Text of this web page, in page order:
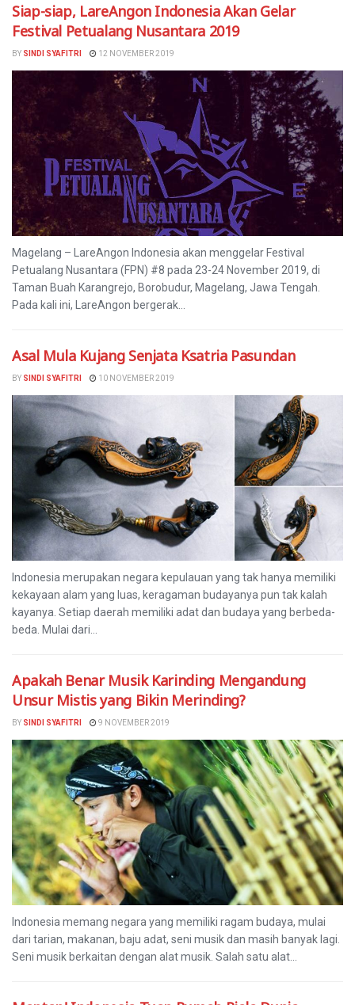
Siap-siap, LareAngon Indonesia Akan Gelar
Festival Petualang Nusantara 2019
BY SINDI SYAFITRI 12 NOVEMBER 2019
Magelang – LareAngon Indonesia akan menggelar Festival
Petualang Nusantara (FPN) #8 pada 23-24 November 2019, di
Taman Buah Karangrejo, Borobudur, Magelang, Jawa Tengah.
Pada kali ini, LareAngon bergerak...
Asal Mula Kujang Senjata Ksatria Pasundan
BY SINDI SYAFITRI 10 NOVEMBER 2019
Indonesia merupakan negara kepulauan yang tak hanya memiliki
kekayaan alam yang luas, keragaman budayanya pun tak kalah
kayanya. Setiap daerah memiliki adat dan budaya yang berbeda-
beda. Mulai dari...
Apakah Benar Musik Karinding Mengandung
Unsur Mistis yang Bikin Merinding?
BY SINDI SYAFITRI 9 NOVEMBER 2019
Indonesia memang negara yang memiliki ragam budaya, mulai
dari tarian, makanan, baju adat, seni musik dan masih banyak lagi.
Seni musik berkaitan dengan alat musik. Salah satu alat...